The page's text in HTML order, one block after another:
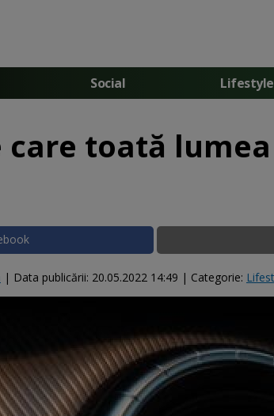
Social Lifestyle
care toată
| Data publicării: 20.05.2022 14:49 | Categorie: